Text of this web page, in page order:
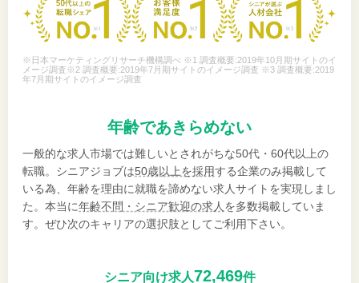
※日本マーケティングリサーチ機構調べ ※1 調査概要:2019年10月期サイトのイ
メージ調査※2 調査概要:2019年7月期サイトのイメージ調査 ※3 調査概要:2019
年7月期サイトのイメージ調査
年齢であきらめない
一般的な求人市場では難しいとされがちな50代・60代以上の
転職。シニアジョブは50歳以上を採用する企業のみ掲載して
いる為、年齢を理由に就職を諦めない求人サイトを実現しまし
た。本当に年齢不問・シニア歓迎の求人 を多数掲載していま
す。ぜひ次のキャリアの選択肢としてご利用下さい。
シニア向け求人72,469件